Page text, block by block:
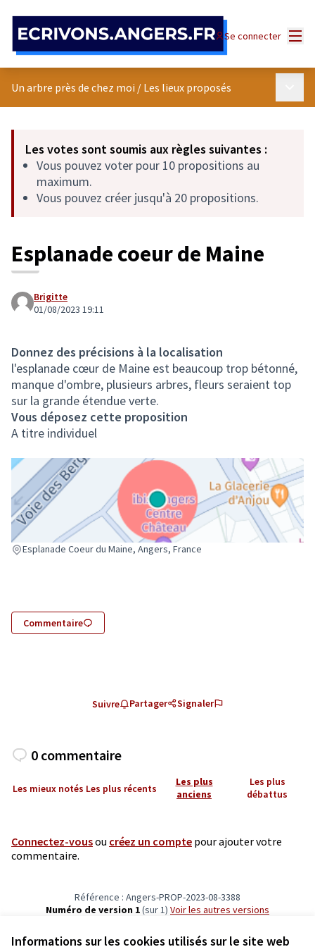
Informations sur les cookies utilisés sur le site web
Se connecter
Un arbre près de chez moi / Les lieux proposés
Les votes sont soumis aux règles suivantes :
Vous pouvez voter pour 10 propositions au
maximum.
Vous pouvez créer jusqu'à 20 propositions.
Esplanade coeur de Maine
Brigitte
01/08/2023 19:11
Donnez des précisions à la localisation
l'esplanade cœur de Maine est beaucoup trop bétonné,
manque d'ombre, plusieurs arbres, fleurs seraient top
sur la grande étendue verte.
Vous déposez cette proposition
A titre individuel
Esplanade Coeur du Maine, Angers, France
(Lien externe)
Commentaire
Suivre Partager Signaler
0 commentaire
Les mieux notés Les plus récents
Les plus
anciens
Les plus
débattus
Connectez-vousou créez un compte pour ajouter votre
commentaire.
Référence : Angers-PROP-2023-08-3388
Numéro de version 1(sur 1)
voir les autres versions